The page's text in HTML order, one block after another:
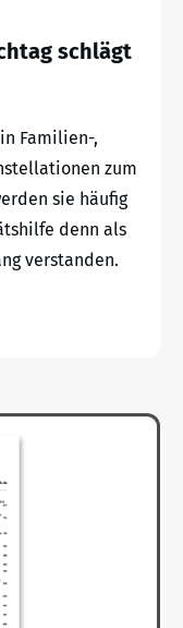
schlägt
Familien-,
zum
sie häufig
denn als
verstanden.